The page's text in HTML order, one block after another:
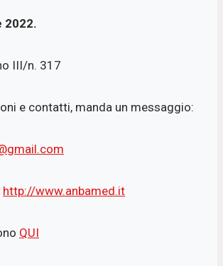
2022.
III/n. 317
e contatti, manda un messaggio:
http://www.anbamed.it
QUI